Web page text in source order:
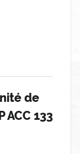
de
ACC 133